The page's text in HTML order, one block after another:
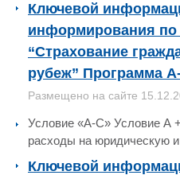
Ключевой
информирования по
“Страхование
рубеж” Программа
Размещено на сайте
Условие «А-С» Условие А
расходы на юридическую
Ключевой